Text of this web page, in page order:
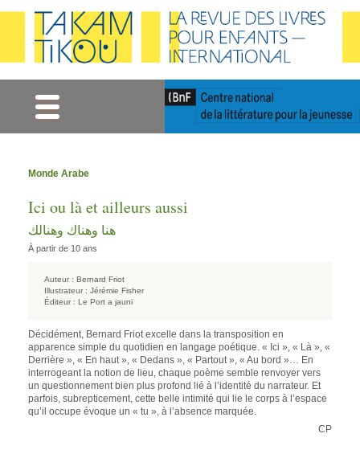
Monde Arabe
Ici ou là et ailleurs aussi
هنا وهناك وهنالك
À partir de 10 ans
Auteur : Bernard Friot
Illustrateur : Jérémie Fisher
Éditeur : Le Port a jauni
Décidément, Bernard Friot excelle dans la transposition en
apparence simple du quotidien en langage poétique. « Ici », « Là », «
Derrière », « En haut », « Dedans », « Partout », « Au bord »… En
interrogeant la notion de lieu, chaque poème semble renvoyer vers
un questionnement bien plus profond lié à l’identité du narrateur. Et
parfois, subrepticement, cette belle intimité qui lie le corps à l’espace
qu’il occupe évoque un « tu », à l’absence marquée.
CP